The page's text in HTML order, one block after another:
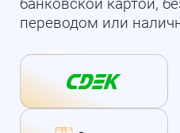
банковской картой,
переводом или